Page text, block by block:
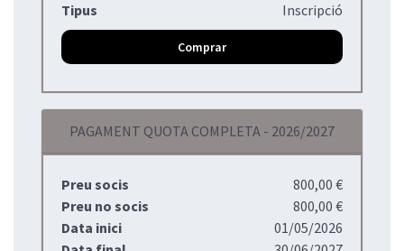
Tipus
Inscripció
Comprar
PAGAMENT QUOTA COMPLETA - 2026/2027
Preu socis
800,00 €
Preu no socis
800,00 €
Data inici
01/05/2026